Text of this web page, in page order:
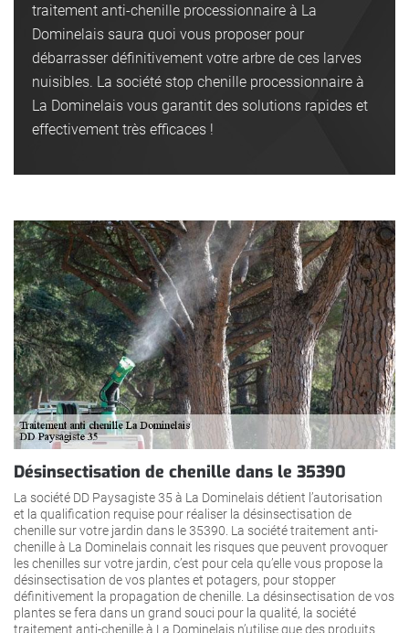
traitement anti-chenille processionnaire à La
Dominelais saura quoi vous proposer pour
débarrasser définitivement votre arbre de ces larves
nuisibles. La société stop chenille processionnaire à
La Dominelais vous garantit des solutions rapides et
effectivement très efficaces !
Désinsectisation de chenille dans le 35390
La société DD Paysagiste 35 à La Dominelais détient l’autorisation
et la qualification requise pour réaliser la désinsectisation de
chenille sur votre jardin dans le 35390. La société traitement anti-
chenille à La Dominelais connait les risques que peuvent provoquer
les chenilles sur votre jardin, c’est pour cela qu’elle vous propose la
désinsectisation de vos plantes et potagers, pour stopper
définitivement la propagation de chenille. La désinsectisation de vos
plantes se fera dans un grand souci pour la qualité, la société
traitement anti-chenille à La Dominelais n’utilise que des produits